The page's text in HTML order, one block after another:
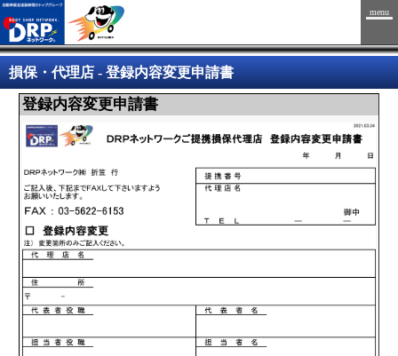
menu
損保・代理店 - 登録内容変更申請書
登録内容変更申請書